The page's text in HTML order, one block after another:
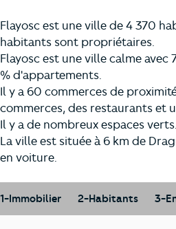
Flayosc est une ville de 4 370
habitants sont propriétaires.
Flayosc est une ville calme avec
% d'appartements.
Il y a 60 commerces de
commerces, des restaurants et
Il y a de nombreux espaces verts.
La ville est située à 6 km de
en voiture.
1-Immobilier 2-Habitants 3-